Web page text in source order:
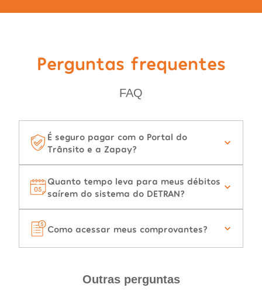
Perguntas frequentes
FAQ
É seguro pagar com o Portal do
Trânsito e a Zapay?
Quanto tempo leva para meus débitos
saírem do sistema do DETRAN?
Como acessar meus comprovantes?
Outras perguntas